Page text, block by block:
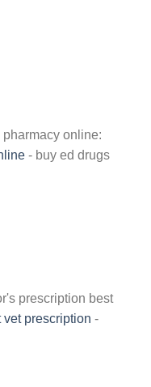
pharmacy online:
- buy ed drugs
prescription best
prescription -